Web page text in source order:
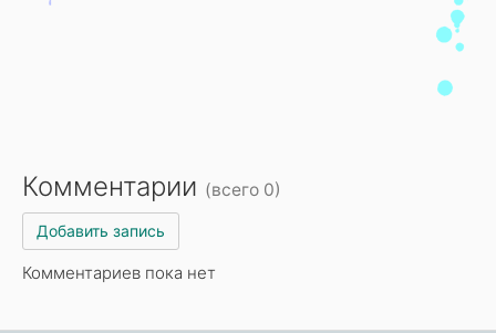
Комментарии (всего 0)
Добавить запись
Комментариев пока нет